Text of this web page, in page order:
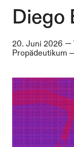
Über
Über
Diego
20. Juni 2026 —
Propädeutikum